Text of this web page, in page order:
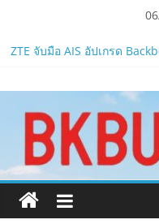
content
Smilegate ฉลองครบรอบ 1 ปี
บูสต์ EXP กระฉูด 50% พร้อ
ธุรกิจ มุ่งเสริมรากฐานเศรษฐ
“ปลัด ทส.” เผย “รมว.สุชาติ
Biodiversity &
นโยบาย Nature Positive สู่เ
ห้ามพลาด! Smilegate เปิดตัว ‘
LORDNINE 29 ก.ค. นี้
LORDNINE ครบรอบ 1 ปี!
เสนอ
ข่าว
ครบ
ทุก